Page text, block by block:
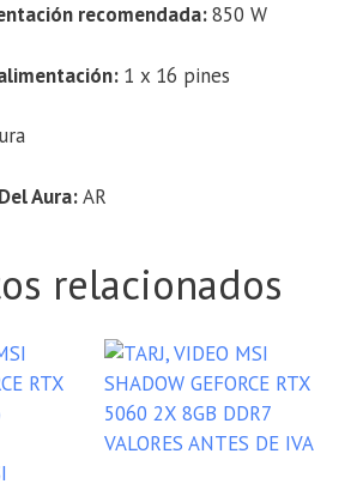
recomendada:850 W
1 x 16 pines
Aura:AR
relacionados